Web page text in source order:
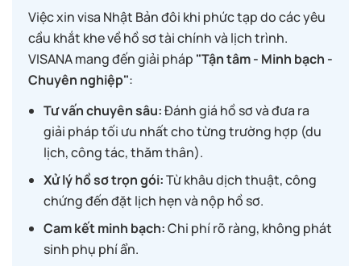
Việc xin visa Nhật Bản đôi khi phức tạp do các yêu
cầu khắt khe về hồ sơ tài chính và lịch trình.
VISANA mang đến giải pháp "Tận tâm - Minh bạch -
Chuyên nghiệp":
Tư vấn chuyên sâu:Đánh giá hồ sơ và đưa ra
giải pháp tối ưu nhất cho từng trường hợp (du
lịch, công tác, thăm thân).
Xử lý hồ sơ trọn gói:Từ khâu dịch thuật, công
chứng đến đặt lịch hẹn và nộp hồ sơ.
Cam kết minh bạch:Chi phí rõ ràng, không phát
sinh phụ phí ẩn.